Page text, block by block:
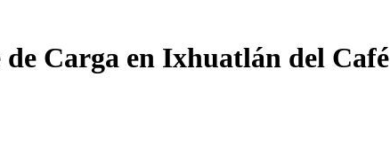
Carga en Ixhuatlán del Café